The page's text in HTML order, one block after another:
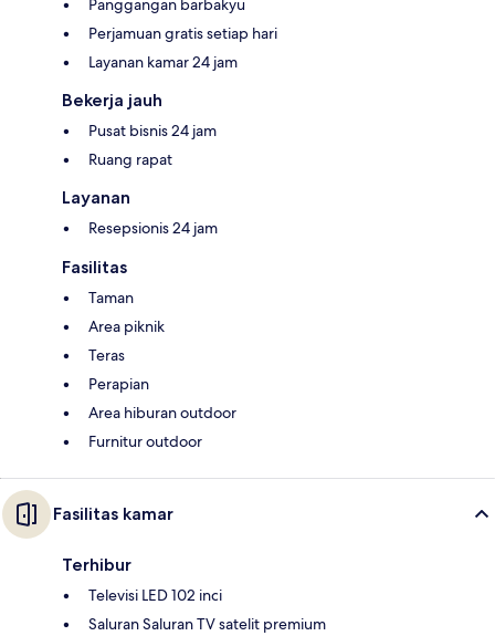
Panggangan barbakyu
Perjamuan gratis setiap hari
Layanan kamar 24 jam
Bekerja jauh
Pusat bisnis 24 jam
Ruang rapat
Layanan
Resepsionis 24 jam
Fasilitas
Taman
Area piknik
Teras
Perapian
Area hiburan outdoor
Furnitur outdoor
Fasilitas kamar
Terhibur
Televisi LED 102 inci
Saluran Saluran TV satelit premium